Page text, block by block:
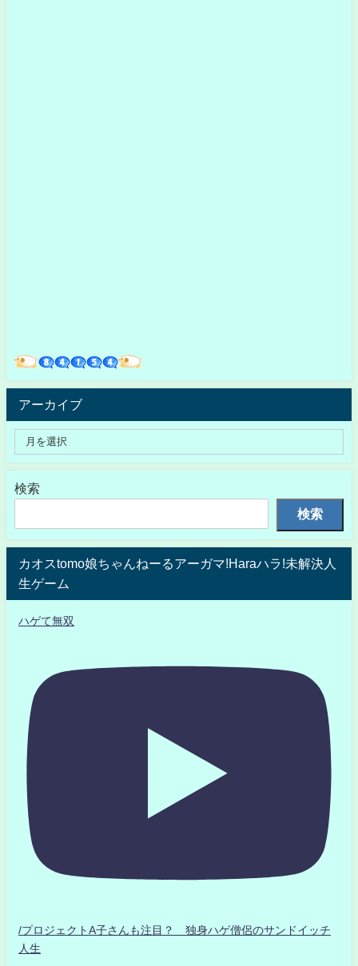
アーカイブ
検索
検索
カオスtomo娘ちゃんねーるアーガマ!Haraハラ!未解決人
生ゲーム
ハゲて無双
/プロジェクトA子さんも注目？ 独身ハゲ僧侶のサンドイッチ
人生